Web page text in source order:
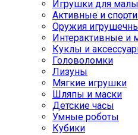
Игрушки для
Активные и
Оружия
Интерактивные и
Куклы и
Головоломки
Лизуны
Мягкие игрушки
Шляпы и маски
Детские часы
Умные роботы
Кубики